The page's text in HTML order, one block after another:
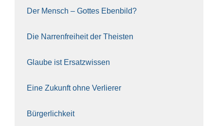
Der Mensch – Got­tes Eben­bild?
Die Nar­ren­frei­heit der The­is­ten
Glau­be ist Ersatz­wis­sen
Eine Zukunft ohne Ver­lie­rer
Bür­ger­lich­keit